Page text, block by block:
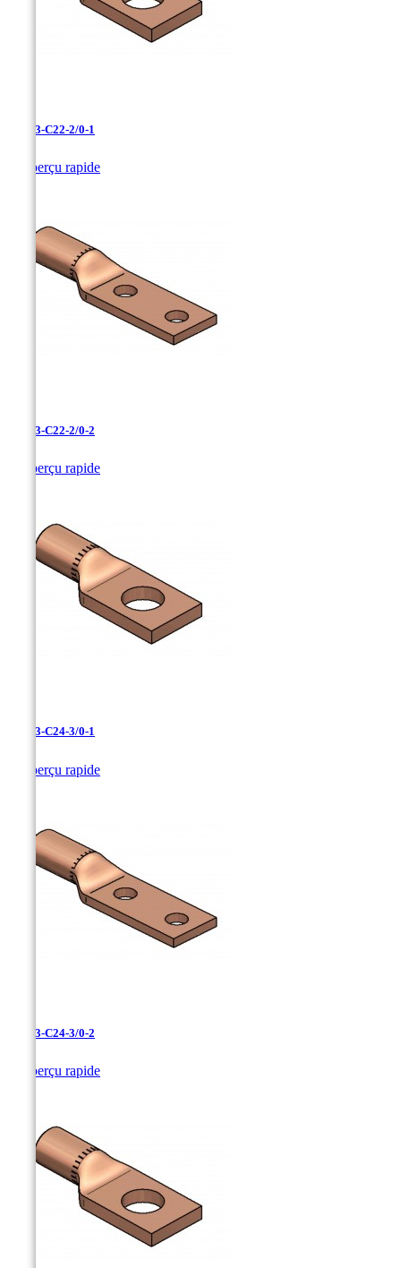
LCN-3-C22-2/0-1
Aperçu rapide
LCN-3-C22-2/0-2
Aperçu rapide
LCN-3-C24-3/0-1
Aperçu rapide
LCN-3-C24-3/0-2
Aperçu rapide